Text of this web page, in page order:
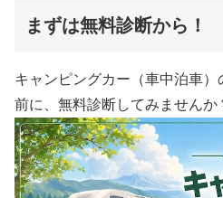
まずは無料診断から！
キャンピングカー（車中泊車
前に、無料診断してみませんか